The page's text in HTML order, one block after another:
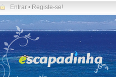
Entrar • Registe-se!